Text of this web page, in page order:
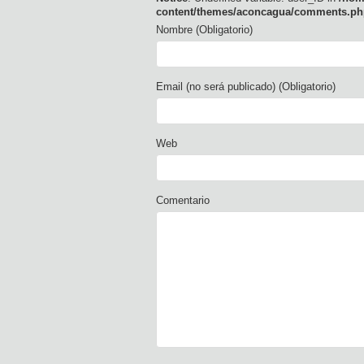
content/themes/aconcagua/
Nombre (Obligatorio)
Email (no será publicado) (Obligatorio)
Web
Comentario